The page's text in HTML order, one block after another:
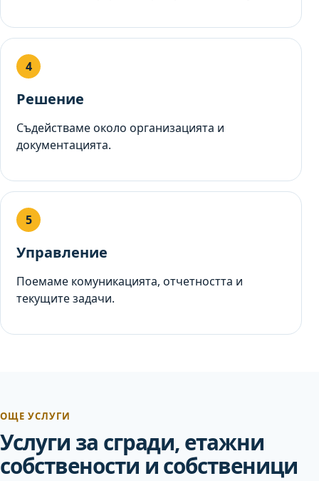
Решение
Съдействаме около организацията и
документацията.
Управление
Поемаме комуникацията, отчетността и
текущите задачи.
ОЩЕ УСЛУГИ
Услуги за сгради, етажни
собствености и собственици